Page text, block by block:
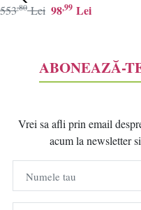
98,99 Lei
553,80 Lei
ABONEAZĂ-
Vrei sa afli prin email
acum la newsletter
Numele tau